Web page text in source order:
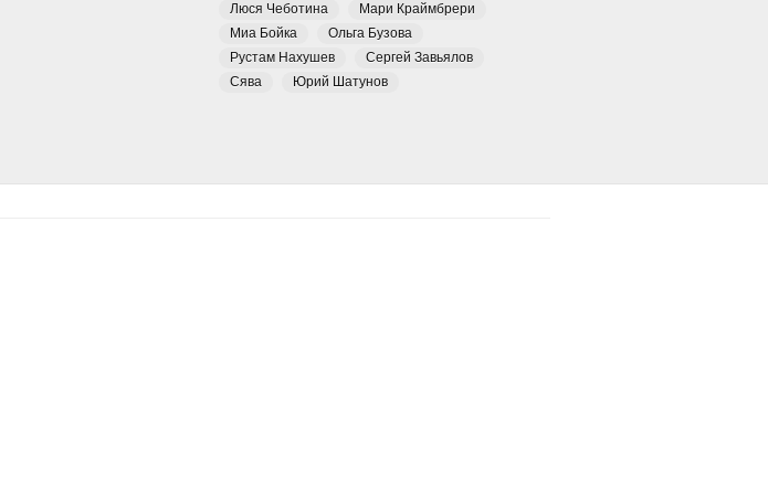
Люся Чеботина
Мари Краймбрери
Миа Бойка
Ольга Бузова
Рустам Нахушев
Сергей Завьялов
Сява
Юрий Шатунов